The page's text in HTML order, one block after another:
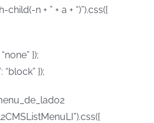
n + ” + a + “)”).css({
});
“block” });